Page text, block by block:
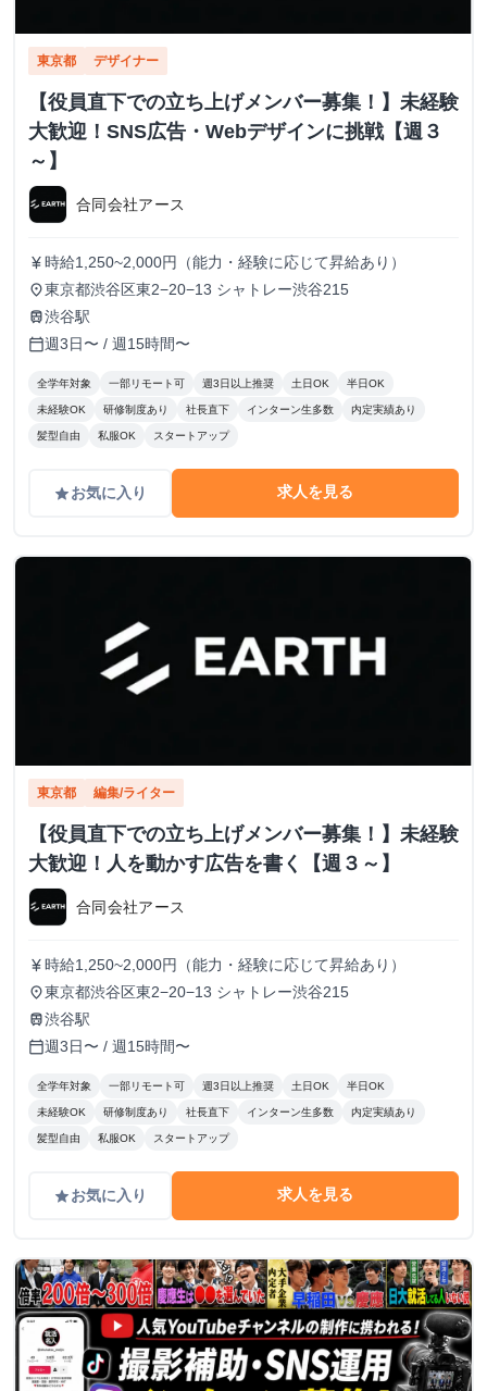
東京都 デザイナー
【役員直下での立ち上げメンバー募集！】未経験
大歓迎！SNS広告・Webデザインに挑戦【週３
～】
合同会社アース
currency_yen 時給1,250~2,000円（能力・経験に応じて昇給あり）
place東京都渋谷区東2−20−13 シャトレー渋谷215
train渋谷駅
calendar_today週3日〜 / 週15時間〜
全学年対象 一部リモート可 週3日以上推奨 土日OK 半日OK
未経験OK 研修制度あり 社長直下 インターン生多数 内定実績あり
髪型自由 私服OK スタートアップ
gradeお気に入り 求人を見る
東京都 編集/ライター
【役員直下での立ち上げメンバー募集！】未経験
大歓迎！人を動かす広告を書く【週３～】
合同会社アース
currency_yen 時給1,250~2,000円（能力・経験に応じて昇給あり）
place東京都渋谷区東2−20−13 シャトレー渋谷215
train渋谷駅
calendar_today週3日〜 / 週15時間〜
全学年対象 一部リモート可 週3日以上推奨 土日OK 半日OK
未経験OK 研修制度あり 社長直下 インターン生多数 内定実績あり
髪型自由 私服OK スタートアップ
gradeお気に入り 求人を見る